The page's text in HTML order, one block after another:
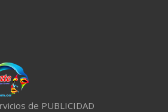
de PUBLICIDAD